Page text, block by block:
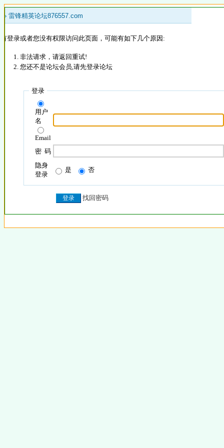
» 雷锋精英论坛876557.com
登录或者您没有权限访问此页面，可能有如下几个原因:
非法请求，请返回重试!
您还不是论坛会员,请先登录论坛
登录
用户
名
Email
密 码
隐身
登录
是 否
找回密码